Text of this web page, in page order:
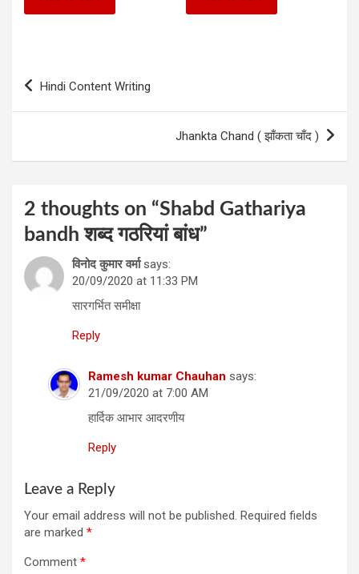
Hindi Content Writing
Jhankta Chand ( झाँकता चाँद )
2 thoughts on “Shabd Gathariya
bandh शब्‍द गठरियां बांध”
विनोद कुमार वर्मा says:
20/09/2020 at 11:33 PM
सारगर्भित समीक्षा
Reply
Ramesh kumar Chauhan says:
21/09/2020 at 7:00 AM
हार्दिक आभार आदरणीय
Reply
Leave a Reply
Your email address will not be published. Required fields
are marked *
Comment *